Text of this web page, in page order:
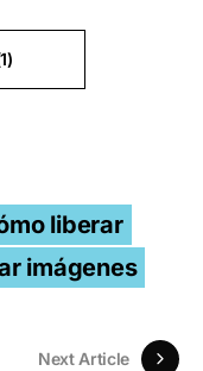
liberar
imágenes
Next Article